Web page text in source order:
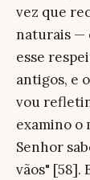
vez que
naturais —
esse
antigos, e
vou
examino o
Senhor
vãos" [58].